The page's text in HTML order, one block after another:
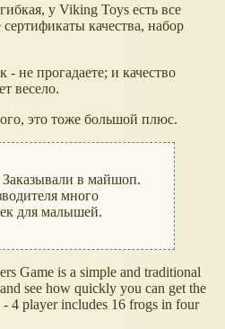
у Viking Toys есть все
качества, набор
не прогадаете; и качество
весело.
это тоже большой плюс.
Заказывали в майшоп.
много
для малышей.
Game is a simple and traditional
see how quickly you can get the
4 player includes 16 frogs in four